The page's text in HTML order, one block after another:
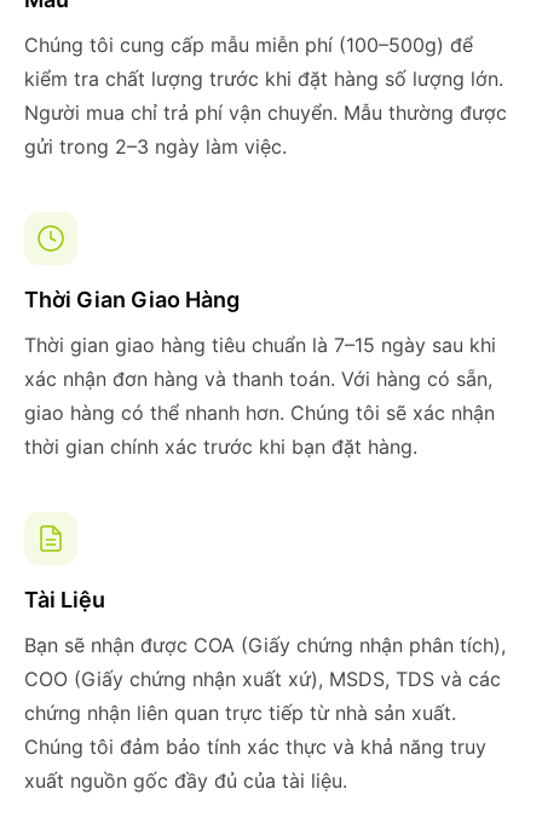
Chúng tôi cung cấp mẫu miễn phí (100–500g) để
kiểm tra chất lượng trước khi đặt hàng số lượng lớn.
Người mua chỉ trả phí vận chuyển. Mẫu thường được
gửi trong 2–3 ngày làm việc.
Thời Gian Giao Hàng
Thời gian giao hàng tiêu chuẩn là 7–15 ngày sau khi
xác nhận đơn hàng và thanh toán. Với hàng có sẵn,
giao hàng có thể nhanh hơn. Chúng tôi sẽ xác nhận
thời gian chính xác trước khi bạn đặt hàng.
Tài Liệu
Bạn sẽ nhận được COA (Giấy chứng nhận phân tích),
COO (Giấy chứng nhận xuất xứ), MSDS, TDS và các
chứng nhận liên quan trực tiếp từ nhà sản xuất.
Chúng tôi đảm bảo tính xác thực và khả năng truy
xuất nguồn gốc đầy đủ của tài liệu.